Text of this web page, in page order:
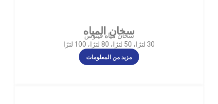
سخان المياه
سخان مياه فينوس
مزيد من المعلومات